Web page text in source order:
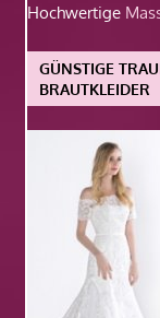
Hochwertige
GÜNSTIGE
BRAUTKLEIDER